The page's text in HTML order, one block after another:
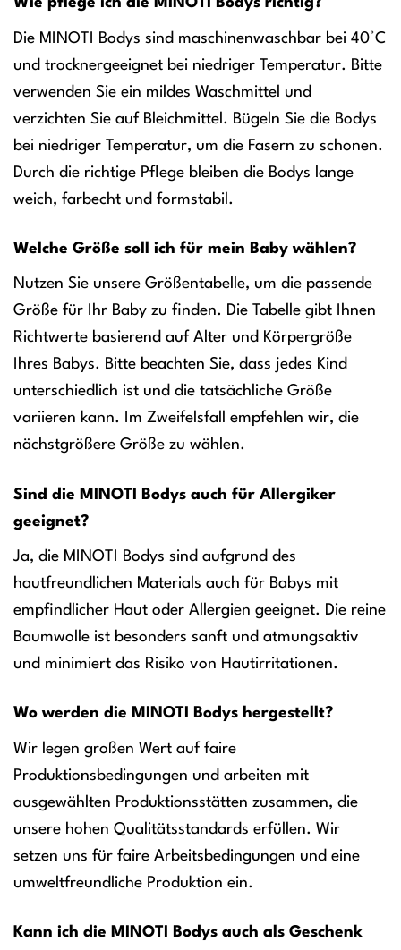
Die MINOTI Bodys sind maschinenwaschbar bei 40°C
und trocknergeeignet bei niedriger Temperatur. Bitte
verwenden Sie ein mildes Waschmittel und
verzichten Sie auf Bleichmittel. Bügeln Sie die Bodys
bei niedriger Temperatur, um die Fasern zu schonen.
Durch die richtige Pflege bleiben die Bodys lange
weich, farbecht und formstabil.
Welche Größe soll ich für mein Baby wählen?
Nutzen Sie unsere Größentabelle, um die passende
Größe für Ihr Baby zu finden. Die Tabelle gibt Ihnen
Richtwerte basierend auf Alter und Körpergröße
Ihres Babys. Bitte beachten Sie, dass jedes Kind
unterschiedlich ist und die tatsächliche Größe
variieren kann. Im Zweifelsfall empfehlen wir, die
nächstgrößere Größe zu wählen.
Sind die MINOTI Bodys auch für Allergiker
geeignet?
Ja, die MINOTI Bodys sind aufgrund des
hautfreundlichen Materials auch für Babys mit
empfindlicher Haut oder Allergien geeignet. Die reine
Baumwolle ist besonders sanft und atmungsaktiv
und minimiert das Risiko von Hautirritationen.
Wo werden die MINOTI Bodys hergestellt?
Wir legen großen Wert auf faire
Produktionsbedingungen und arbeiten mit
ausgewählten Produktionsstätten zusammen, die
unsere hohen Qualitätsstandards erfüllen. Wir
setzen uns für faire Arbeitsbedingungen und eine
umweltfreundliche Produktion ein.
Kann ich die MINOTI Bodys auch als Geschenk